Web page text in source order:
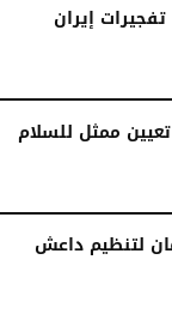
إيران
ممثل للسلام
لتنظيم داعش